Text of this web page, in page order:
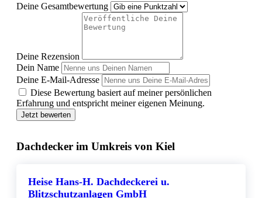
Deine Gesamtbewertung
Deine Rezension
Dein Name
Deine E-Mail-Adresse
Diese Bewertung basiert auf meiner persönlichen
Erfahrung und entspricht meiner eigenen Meinung.
Jetzt bewerten
Dachdecker im Umkreis von Kiel
Heise Hans-H. Dachdeckerei u.
Blitzschutzanlagen GmbH